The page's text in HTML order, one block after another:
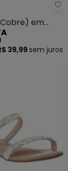
Vizzano
em
39,99 sem juros